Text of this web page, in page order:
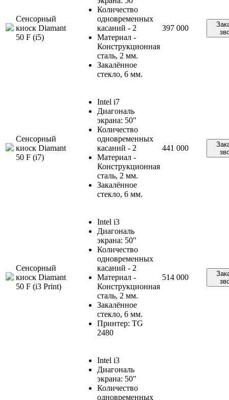
Сенсорный
киоск Diamant
50 F (i5)
Количество
одновременных
касаний - 2
Материал -
Конструкционная
сталь, 2 мм.
Закалённое
стекло, 6 мм.
397 000
Сенсорный
киоск Diamant
50 F (i7)
Intel i7
Диагональ
экрана: 50"
Количество
одновременных
касаний - 2
Материал -
Конструкционная
сталь, 2 мм.
Закалённое
стекло, 6 мм.
441 000
Сенсорный
киоск Diamant
50 F (i3 Print)
Intel i3
Диагональ
экрана: 50"
Количество
одновременных
касаний - 2
Материал -
Конструкционная
сталь, 2 мм.
Закалённое
стекло, 6 мм.
Принтер: TG
2480
514 000
Intel i3
Диагональ
экрана: 50"
Количество
одновременных